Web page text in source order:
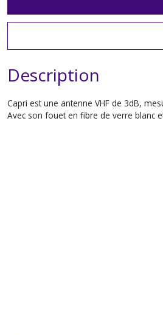
Description
Capri est une antenne VHF de 3dB,
Avec son fouet en fibre de verre blanc